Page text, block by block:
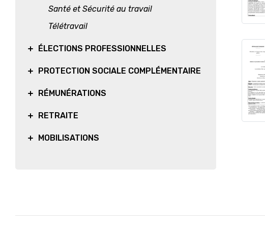
Santé et Sécurité au travail
Télétravail
ÉLECTIONS PROFESSIONNELLES
PROTECTION SOCIALE COMPLÉMENTAIRE
RÉMUNÉRATIONS
RETRAITE
MOBILISATIONS